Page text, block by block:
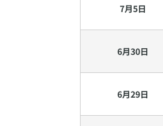
7月5日
6月30日
6月29日